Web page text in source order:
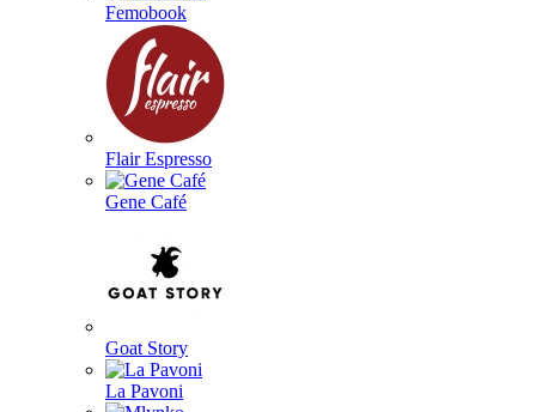
Femobook
Flair Espresso
Gene Café
Goat Story
La Pavoni